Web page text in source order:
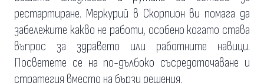
рестартиране. Меркурий в Скорпион ви помага да
забележите какво не работи, особено когато става
въпрос за здравето или работните навици.
Посветете се на по-дълбоко съсредоточаване и
стратегия вместо на бързи решения.